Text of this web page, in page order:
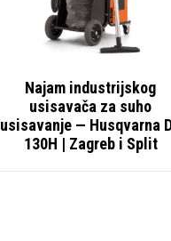
Najam industrijskog
usisavača za suho
usisavanje — Husqvarna
130H | Zagreb i Split